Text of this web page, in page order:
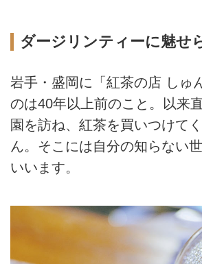
ダージリンティーに魅せ
岩手・盛岡に「紅茶の店 しゅ
のは40年以上前のこと。以来
園を訪ね、紅茶を買いつけて
ん。そこには自分の知らない
いいます。